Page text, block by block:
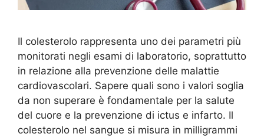
Il colesterolo rappresenta uno dei parametri più
monitorati negli esami di laboratorio, soprattutto
in relazione alla prevenzione delle malattie
cardiovascolari. Sapere quali sono i valori soglia
da non superare è fondamentale per la salute
del cuore e la prevenzione di ictus e infarto. Il
colesterolo nel sangue si misura in milligrammi